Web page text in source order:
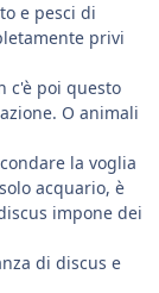
e pesci di
privi
c'è poi questo
O animali
la voglia
acquario, è
impone dei
di discus e